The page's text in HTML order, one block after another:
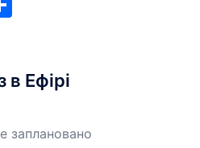
в Ефірі
заплановано